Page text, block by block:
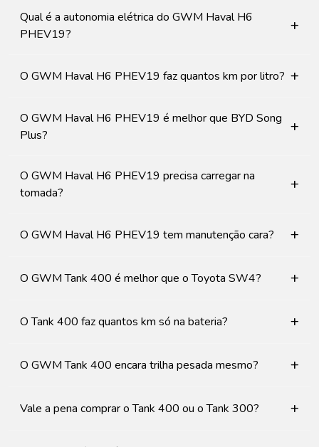
Qual é a autonomia elétrica do GWM Haval H6
PHEV19?
+
O GWM Haval H6 PHEV19 faz quantos km por litro? +
O GWM Haval H6 PHEV19 é melhor que BYD Song
Plus?
+
O GWM Haval H6 PHEV19 precisa carregar na
tomada?
+
O GWM Haval H6 PHEV19 tem manutenção cara? +
O GWM Tank 400 é melhor que o Toyota SW4? +
O Tank 400 faz quantos km só na bateria? +
O GWM Tank 400 encara trilha pesada mesmo? +
Vale a pena comprar o Tank 400 ou o Tank 300? +